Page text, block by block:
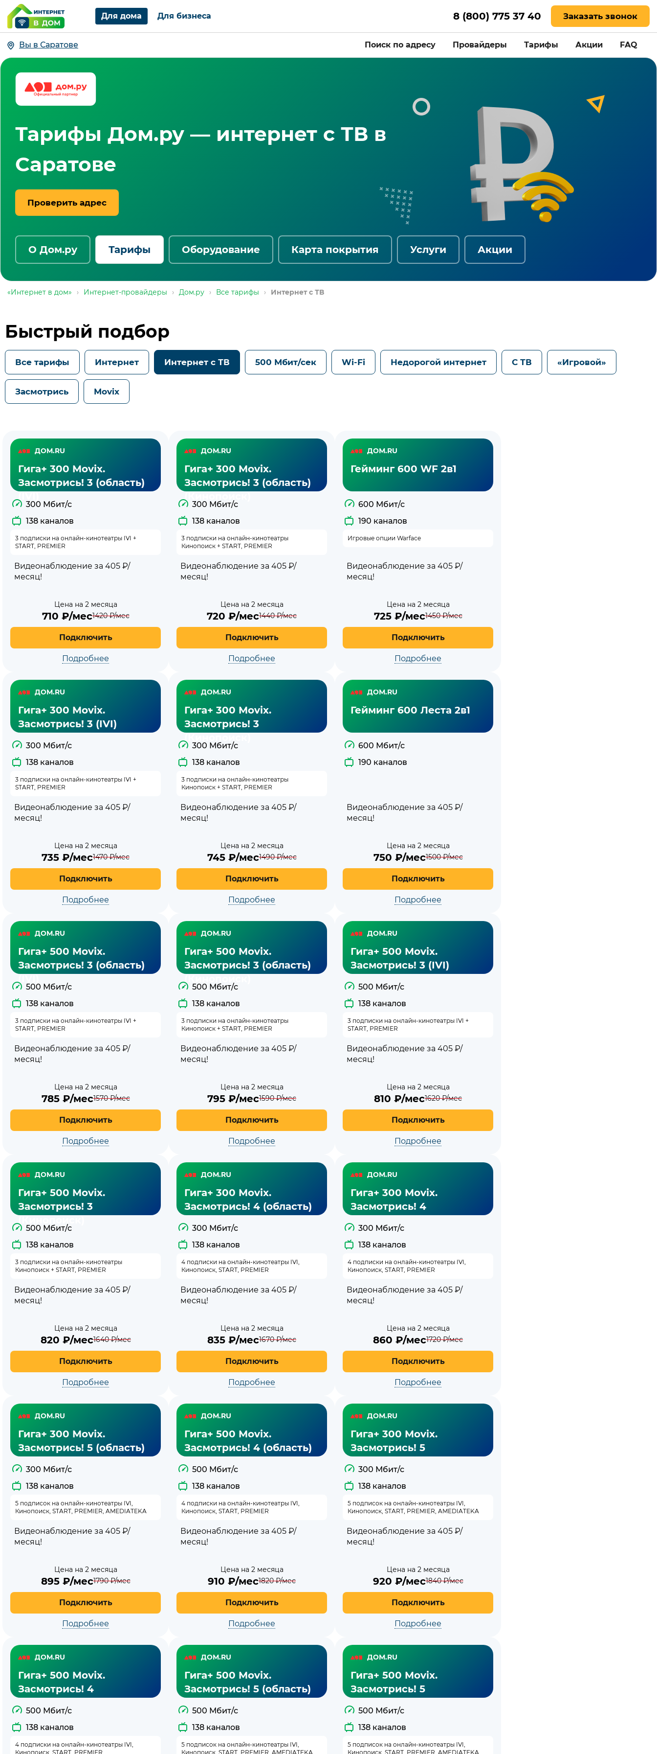
Для дома Для бизнеса 8 (800) 775 37 40 Заказать звонок
Вы в Саратове Поиск по адресу Провайдеры Тарифы Акции FAQ
Тарифы Дом.ру — интернет с ТВ в
Саратове
Проверить адрес
О Дом.ру Тарифы Оборудование Карта покрытия Услуги Акции
«Интернет в дом» › Интернет-провайдеры › Дом.ру › Все тарифы › Интернет с ТВ
Быстрый подбор
Все тарифы Интернет Интернет с ТВ 500 Мбит/сек Wi-Fi Недорогой интернет С ТВ «Игровой»
Засмотрись Movix
Тарифы
Дом.ру
с
интернетом
и
тв
ДОМ.RU
Гига+ 300 Movix.
Засмотрись! 3 (область)
(IVI)
300 Мбит/с
138 каналов
3 подписки на онлайн-кинотеатры IVI +
START, PREMIER
Видеонаблюдение за 405 ₽/
месяц!
Цена на 2 месяца
710 ₽/мес1420₽/мес
Подключить
Подробнее
ДОМ.RU
Гига+ 300 Movix.
Засмотрись! 3 (область)
(Кинопоиск)
300 Мбит/с
138 каналов
3 подписки на онлайн-кинотеатры
Кинопоиск + START, PREMIER
Видеонаблюдение за 405 ₽/
месяц!
Цена на 2 месяца
720 ₽/мес1440₽/мес
Подключить
Подробнее
ДОМ.RU
Гейминг 600 WF 2в1
600 Мбит/с
190 каналов
Игровые опции Warface
Видеонаблюдение за 405 ₽/
месяц!
Цена на 2 месяца
725₽/мес1450₽/мес
Подключить
Подробнее
ДОМ.RU
Гига+ 300 Movix.
Засмотрись! 3 (IVI)
300 Мбит/с
138 каналов
3 подписки на онлайн-кинотеатры IVI +
START, PREMIER
Видеонаблюдение за 405 ₽/
месяц!
Цена на 2 месяца
735 ₽/мес1470₽/мес
Подключить
Подробнее
ДОМ.RU
Гига+ 300 Movix.
Засмотрись! 3
(Кинопоиск)
300 Мбит/с
138 каналов
3 подписки на онлайн-кинотеатры
Кинопоиск + START, PREMIER
Видеонаблюдение за 405 ₽/
месяц!
Цена на 2 месяца
745₽/мес1490₽/мес
Подключить
Подробнее
ДОМ.RU
Гейминг 600 Леста 2в1
600 Мбит/с
190 каналов
Видеонаблюдение за 405 ₽/
месяц!
Цена на 2 месяца
750 ₽/мес1500₽/мес
Подключить
Подробнее
ДОМ.RU
Гига+ 500 Movix.
Засмотрись! 3 (область)
(IVI)
500 Мбит/с
138 каналов
3 подписки на онлайн-кинотеатры IVI +
START, PREMIER
Видеонаблюдение за 405 ₽/
месяц!
Цена на 2 месяца
785₽/мес1570₽/мес
Подключить
Подробнее
ДОМ.RU
Гига+ 500 Movix.
Засмотрись! 3 (область)
(Кинопоиск)
500 Мбит/с
138 каналов
3 подписки на онлайн-кинотеатры
Кинопоиск + START, PREMIER
Видеонаблюдение за 405 ₽/
месяц!
Цена на 2 месяца
795 ₽/мес1590₽/мес
Подключить
Подробнее
ДОМ.RU
Гига+ 500 Movix.
Засмотрись! 3 (IVI)
500 Мбит/с
138 каналов
3 подписки на онлайн-кинотеатры IVI +
START, PREMIER
Видеонаблюдение за 405 ₽/
месяц!
Цена на 2 месяца
810 ₽/мес1620₽/мес
Подключить
Подробнее
ДОМ.RU
Гига+ 500 Movix.
Засмотрись! 3
(Кинопоиск)
500 Мбит/с
138 каналов
3 подписки на онлайн-кинотеатры
Кинопоиск + START, PREMIER
Видеонаблюдение за 405 ₽/
месяц!
Цена на 2 месяца
820 ₽/мес1640₽/мес
Подключить
Подробнее
ДОМ.RU
Гига+ 300 Movix.
Засмотрись! 4 (область)
300 Мбит/с
138 каналов
4 подписки на онлайн-кинотеатры IVI,
Кинопоиск, START, PREMIER
Видеонаблюдение за 405 ₽/
месяц!
Цена на 2 месяца
835 ₽/мес1670₽/мес
Подключить
Подробнее
ДОМ.RU
Гига+ 300 Movix.
Засмотрись! 4
300 Мбит/с
138 каналов
4 подписки на онлайн-кинотеатры IVI,
Кинопоиск, START, PREMIER
Видеонаблюдение за 405 ₽/
месяц!
Цена на 2 месяца
860 ₽/мес1720₽/мес
Подключить
Подробнее
ДОМ.RU
Гига+ 300 Movix.
Засмотрись! 5 (область)
300 Мбит/с
138 каналов
5 подписок на онлайн-кинотеатры IVI,
Кинопоиск, START, PREMIER, AMEDIATEKA
Видеонаблюдение за 405 ₽/
месяц!
Цена на 2 месяца
895₽/мес1790₽/мес
Подключить
Подробнее
ДОМ.RU
Гига+ 500 Movix.
Засмотрись! 4 (область)
500 Мбит/с
138 каналов
4 подписки на онлайн-кинотеатры IVI,
Кинопоиск, START, PREMIER
Видеонаблюдение за 405 ₽/
месяц!
Цена на 2 месяца
910 ₽/мес1820₽/мес
Подключить
Подробнее
ДОМ.RU
Гига+ 300 Movix.
Засмотрись! 5
300 Мбит/с
138 каналов
5 подписок на онлайн-кинотеатры IVI,
Кинопоиск, START, PREMIER, AMEDIATEKA
Видеонаблюдение за 405 ₽/
месяц!
Цена на 2 месяца
920 ₽/мес1840₽/мес
Подключить
Подробнее
ДОМ.RU
Гига+ 500 Movix.
Засмотрись! 4
500 Мбит/с
138 каналов
4 подписки на онлайн-кинотеатры IVI,
Кинопоиск, START, PREMIER
ДОМ.RU
Гига+ 500 Movix.
Засмотрись! 5 (область)
500 Мбит/с
138 каналов
5 подписок на онлайн-кинотеатры IVI,
Кинопоиск, START, PREMIER, AMEDIATEKA
ДОМ.RU
Гига+ 500 Movix.
Засмотрись! 5
500 Мбит/с
138 каналов
5 подписок на онлайн-кинотеатры IVI,
Кинопоиск, START, PREMIER, AMEDIATEKA